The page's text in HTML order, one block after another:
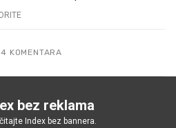
KOMENTARA
bez reklama
Index bez bannera.